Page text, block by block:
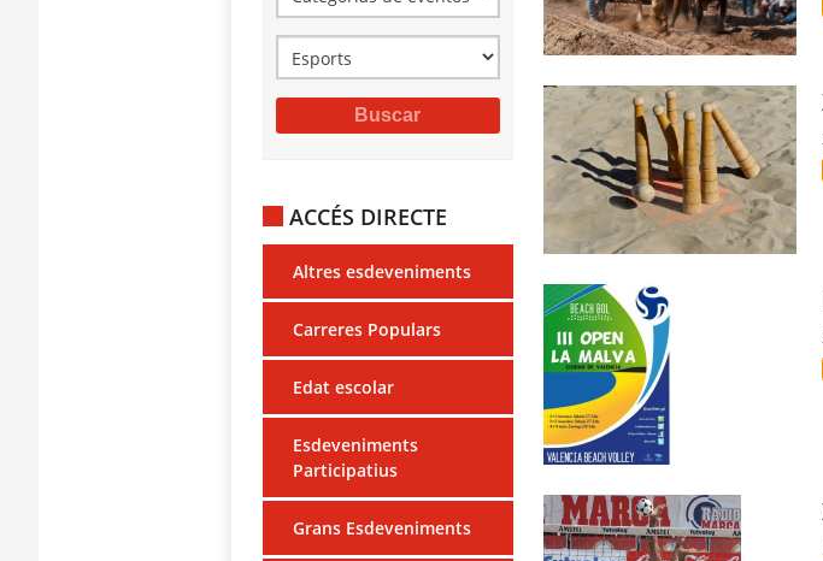
ACCÉS DIRECTE
Altres esdeveniments
Carreres Populars
Edat escolar
Esdeveniments
Participatius
Grans Esdeveniments